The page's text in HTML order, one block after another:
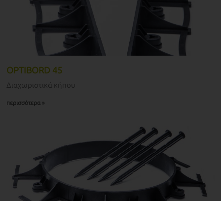
OPTIBORD 45
Διαχωριστικά κήπου
περισσότερα »